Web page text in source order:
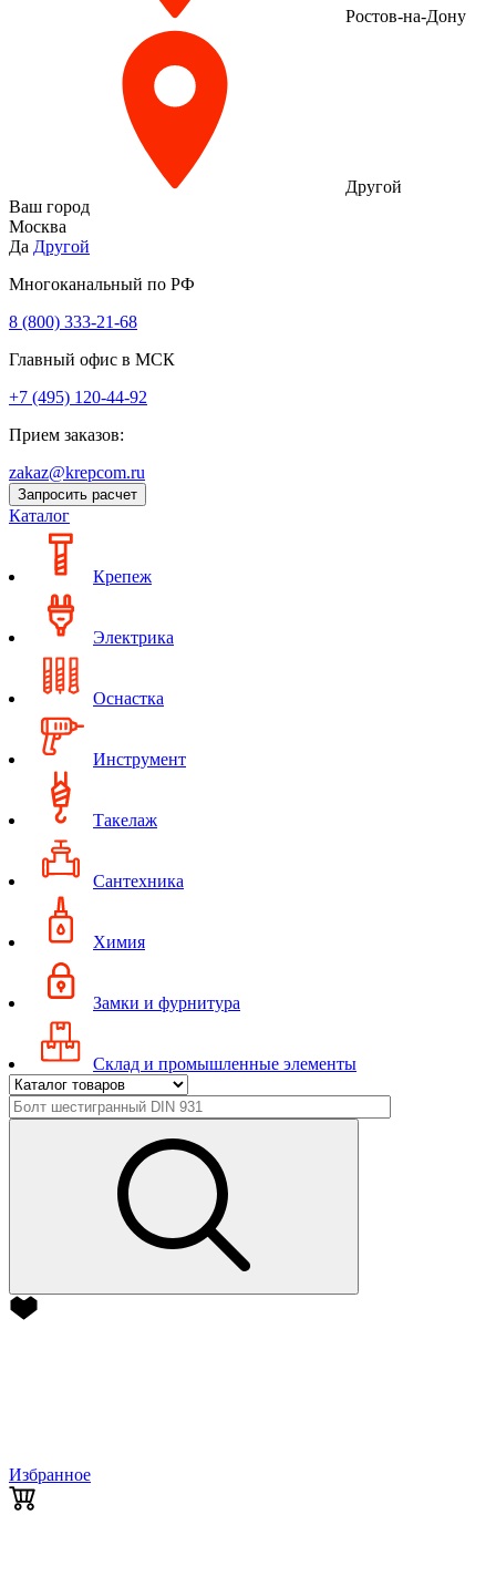
Ростов-на-Дону
Другой
Ваш город
Москва
Да Другой
Многоканальный по РФ
8 (800) 333‑21-68
Главный офис в МСК
+7 (495) 120-44-92
Прием заказов:
zakaz@krepcom.ru
Запросить расчет
Каталог
Крепеж
Электрика
Оснастка
Инструмент
Такелаж
Сантехника
Химия
Замки и фурнитура
Склад и промышленные элементы
Избранное